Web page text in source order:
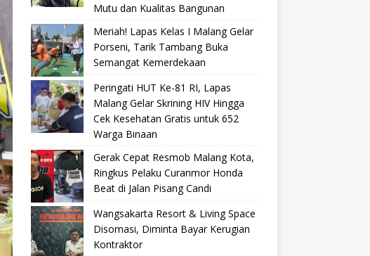
Mutu dan Kualitas Bangunan
Meriah! Lapas Kelas I Malang Gelar
Porseni, Tarik Tambang Buka
Semangat Kemerdekaan
Peringati HUT Ke-81 RI, Lapas
Malang Gelar Skrining HIV Hingga
Cek Kesehatan Gratis untuk 652
Warga Binaan
Gerak Cepat Resmob Malang Kota,
Ringkus Pelaku Curanmor Honda
Beat di Jalan Pisang Candi
Wangsakarta Resort & Living Space
Disomasi, Diminta Bayar Kerugian
Kontraktor